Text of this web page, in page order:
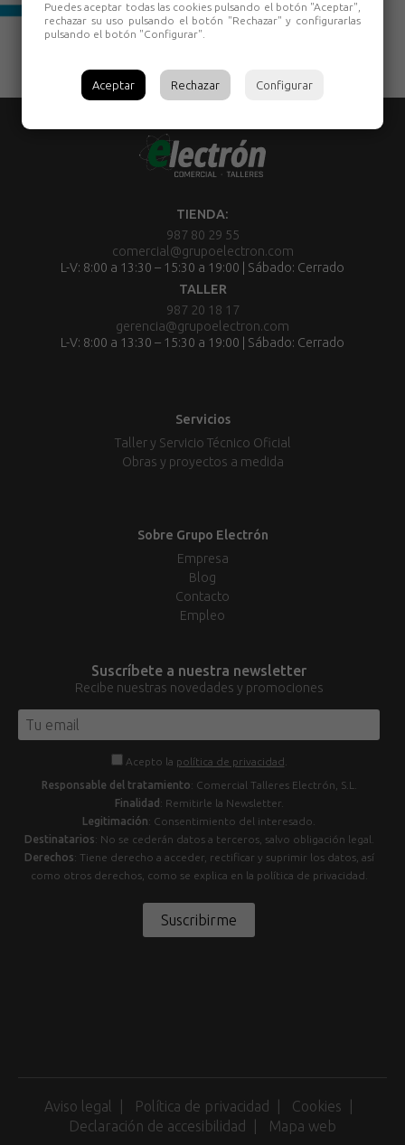
TIENDA:
987 80 29 55
comercial@grupoelectron.com
L-V: 8:00 a 13:30 – 15:30 a 19:00 | Sábado: Cerrado
TALLER
987 20 18 17
gerencia@grupoelectron.com
L-V: 8:00 a 13:30 – 15:30 a 19:00 | Sábado: Cerrado
Servicios
Taller y Servicio Técnico Oficial
Obras y proyectos a medida
Sobre Grupo Electrón
Empresa
Blog
Contacto
Empleo
Suscríbete a nuestra newsletter
Recibe nuestras novedades y promociones
Acepto la política de privacidad
Responsable del tratamiento: Comercial Talleres Electrón, S.L.
Finalidad : Remitirle la Newsletter.
Legitimación: Consentimiento del interesado.
Destinatarios: No se cederán datos a terceros, salvo obligación legal.
Derechos: Tiene derecho a acceder, rectificar y suprimir los datos, así
como otros derechos, como se explica en la política de privacidad.
Suscribirme
Aviso legal Política de privacidad
Cookies
Declaración de accesibilidad
Mapa web
Puedes aceptar todas las cookies pulsando el botón "Aceptar",
rechazar su uso pulsando el botón "Rechazar" y configurarlas
pulsando el botón "Configurar".
Aceptar Rechazar Configurar